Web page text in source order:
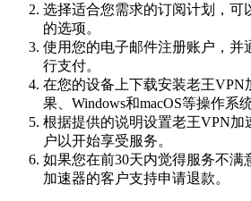
选择适合您需求的订阅计划，可
的选项。
使用您的电子邮件注册账户，并
行支付。
在您的设备上下载安装老王VPN
果、Windows和macOS等操作系统
根据提供的说明设置老王VPN加
户以开始享受服务。
如果您在前30天内觉得服务不满
加速器的客户支持申请退款。